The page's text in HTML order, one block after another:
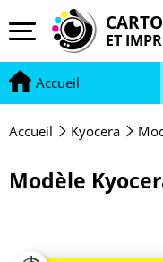
ET
Accueil
Accueil Kyocera
Modèle